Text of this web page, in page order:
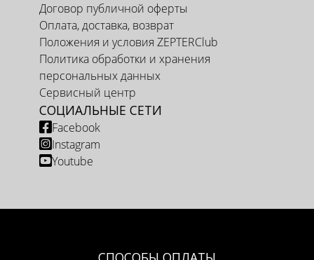
Договор публичной оферты
Оплата, доставка, возврат
Положения и условия ZEPTERClub
Политика обработки и хранения
персональных данных
Сервисный центр
СОЦИАЛЬНЫЕ СЕТИ
Facebook
Instagram
Youtube